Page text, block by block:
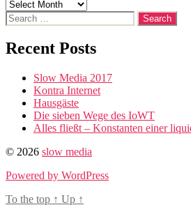
Beiträge
Search
for:
Recent Posts
Slow Media 2017
Kontra Internet
Hausgäste
Die sieben Wege des IoWT
Alles fließt – Konstanten einer
© 2026 slow media
Powered by WordPress
To the top ↑ Up ↑